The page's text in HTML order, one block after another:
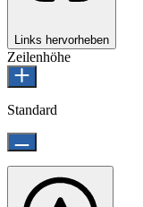
Links hervorheben
Zeilenhöhe
Standard